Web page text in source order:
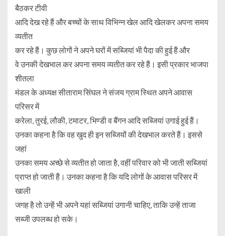
बैठकर टीवी
आदि देख रहे हैं और बच्चों के साथ विभिन्न खेल आदि खेलकर अपना समय
व्यतीत
कर रहे हैं। कुछ लोगों ने अपने घरों में सब्जियां भी पैदा की हुई हैं और
वे उनकी देखभाल कर अपना समय व्यतीत कर रहे हैं। इसी प्रकार भाजपा
शीतला
मंडल के अध्यक्ष सीताराम सिंघल ने संजय ग्राम स्थित अपने आवास
परिसर में
करेला, तुरई, लौकी, टमाटर, भिण्डी व बैंगन आदि सब्जियां उगाई हुई हैं।
उनका कहना है कि वह खुद ही इन सब्जियों की देखभाल करते हैं। इससे
जहां
उनका समय अच्छे से व्यतीत हो जाता है, वहीं परिवार को भी जाती सब्जियां
प्राप्त हो जाती हैं। उनका कहना है कि यदि लोगों के आवास परिसर में
खाली
जगह है तो उन्हें भी अपने यहां सब्जियां उगानी चाहिए, ताकि उन्हें ताजा
सब्जी उपलब्ध हो सके।